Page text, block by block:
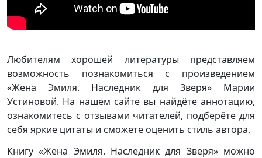
Любителям хорошей литературы представляем
возможность познакомиться с произведением
«Жена Эмиля. Наследник для Зверя» Марии
Устиновой. На нашем сайте вы найдёте аннотацию,
ознакомитесь с отзывами читателей, подберёте для
себя яркие цитаты и сможете оценить стиль автора.
Книгу «Жена Эмиля. Наследник для Зверя» можно